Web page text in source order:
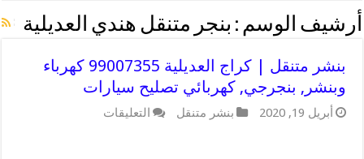
أرشيف الوسم : بنجر متنقل هندي العديلية
بنشر متنقل | كراج العديلية 99007355 كهرباء
وبنشر, بنجرجي, كهربائي تصليح سيارات
أبريل 19, 2020 بنشر متنقل التعليقات